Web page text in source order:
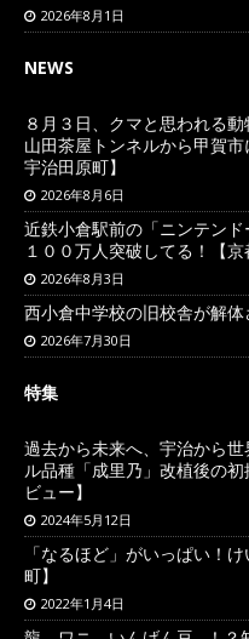
2026年8月1日
NEWS
８月３日、クマと思われる
山田茶屋トンネルから甲賀
宇治田原町】
2026年8月6日
近鉄小倉駅前の「ニンテン
１００万人突破してる！【京
2026年8月3日
西小倉中学校の旧校舎が解体
2026年7月30日
特集
過去から未来へ、宇治から
ル品種「成里乃」改植後の
ビュー】
2024年5月12日
「なるほど」がいっぱい！
町】
2022年1月4日